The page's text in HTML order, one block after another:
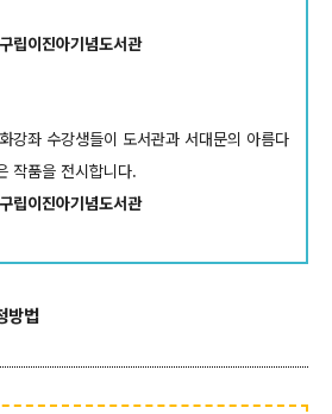
이진아기념도서관
강좌 수강생들이 도서관과 서대문의 아름다
작품을 전시합니다.
이진아기념도서관
방법